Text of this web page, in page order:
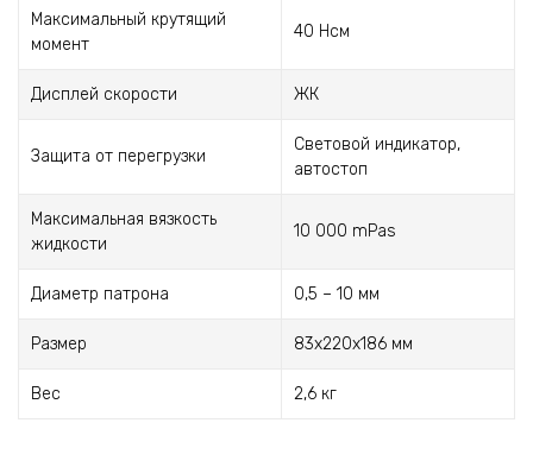
Максимальный крутящий
момент
40 Нсм
Дисплей скорости ЖК
Защита от перегрузки
Световой индикатор,
автостоп
Максимальная вязкость
жидкости
10 000 mPas
Диаметр патрона 0,5 – 10 мм
Размер 83х220х186 мм
Вес 2,6 кг